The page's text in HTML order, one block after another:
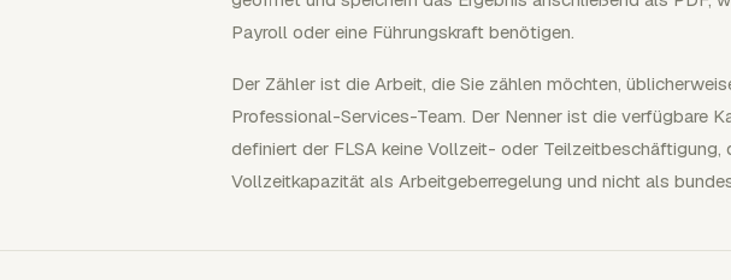
Payroll oder eine Führungskraft benötigen.
Der Zähler ist die Arbeit, die Sie zählen möchten,
Professional-Services-Team. Der Nenner ist die verfügbare
definiert der FLSA keine Vollzeit- oder
Vollzeitkapazität als Arbeitgeberregelung und nicht als